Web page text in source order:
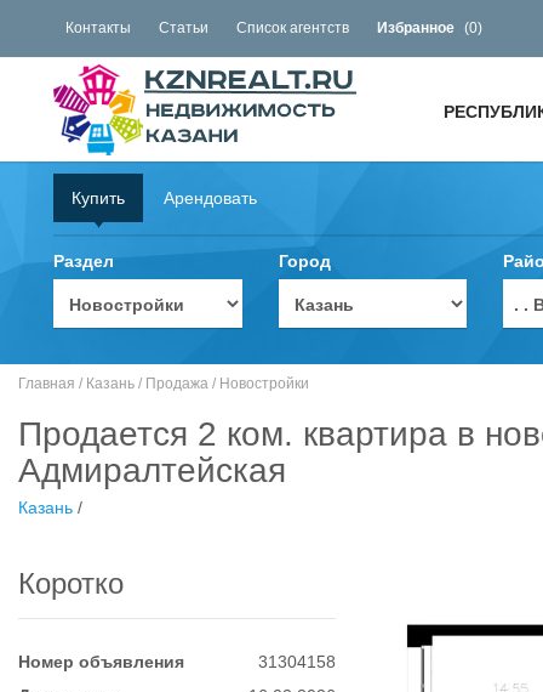
Контакты Статьи Список агентств Избранное (0)
Купить Арендовать
Раздел Город
. .
Главная / Казань / Продажа / Новостройки
Продается 2 ком. квартира в
Адмиралтейская
Казань /
Коротко
Номер объявления
31304158